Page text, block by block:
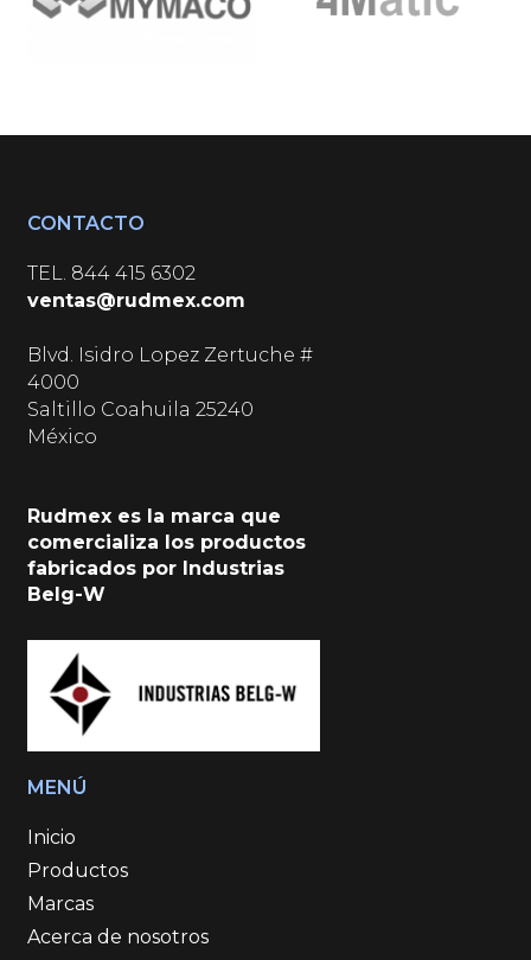
CONTACTO
TEL. 844 415 6302
ventas@rudmex.com
Blvd. Isidro Lopez Zertuche #
4000
Saltillo Coahuila 25240
México
Rudmex es la marca que
comercializa los productos
fabricados por Industrias
Belg-W
MENÚ
Inicio
Productos
Marcas
Acerca de nosotros